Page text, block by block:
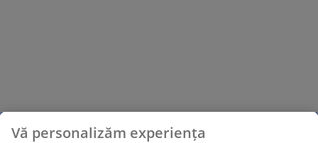
Vă personalizăm experiența